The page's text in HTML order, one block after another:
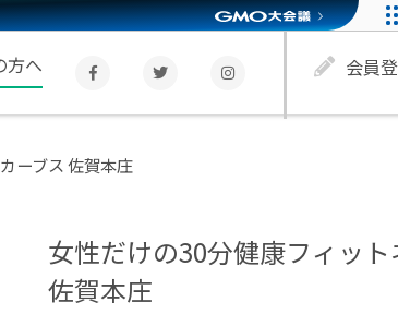
方へ 会員
ーブス 佐賀本庄
女性だけの30分健康フィッ
佐賀本庄